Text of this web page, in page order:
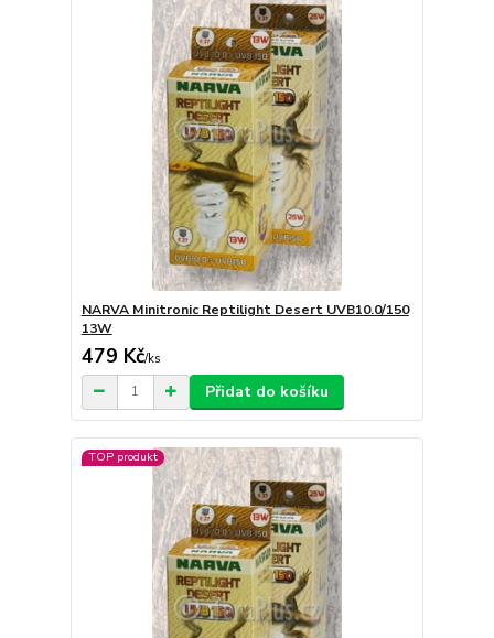
NARVA Minitronic Reptilight Desert UVB10.0/150
13W
479 Kč/ks
Přidat do košíku
TOP produkt